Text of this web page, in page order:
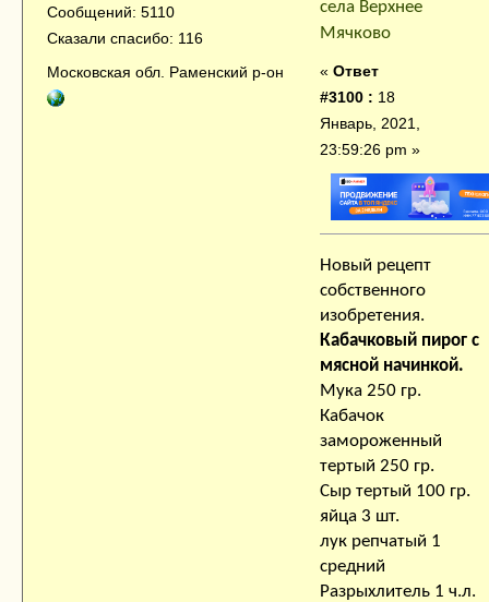
Сообщений: 5110
Сказали спасибо: 116
Московская обл. Раменский р-он
села Верхнее
Мячково
« Ответ
#3100 : 18
Январь, 2021,
23:59:26 pm »
Новый рецепт
собственного
изобретения.
Кабачковый пирог с
мясной начинкой.
Мука 250 гр.
Кабачок
замороженный
тертый 250 гр.
Сыр тертый 100 гр.
яйца 3 шт.
лук репчатый 1
средний
Разрыхлитель 1 ч.л.